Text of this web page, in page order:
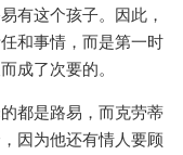
有这个孩子。因此，
和事情，而是第一时
成了次要的。
都是路易，而克劳蒂
因为他还有情人要顾